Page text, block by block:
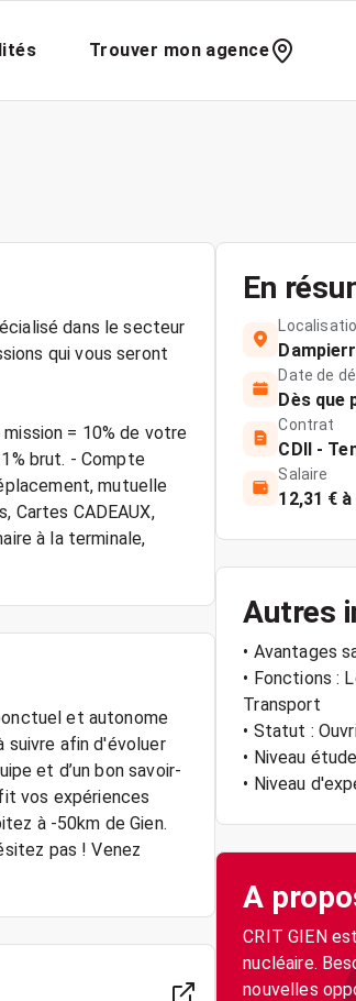
Trouver mon agence
dans le secteur
qui vous seront
= 10% de votre
brut. - Compte
mutuelle
Cartes CADEAUX,
à la terminale,
et autonome
suivre afin d'évoluer
et d’un bon savoir-
vos expériences
à -50km de Gien.
pas ! Venez
En
Date de
Dès que
Contrat
CDII -
Salaire
12,31 €
Autres
• Avantages
• Fonctions :
Transport
• Statut :
• Niveau
• Niveau
A
CRIT GIEN
nucléaire.
nouvelles